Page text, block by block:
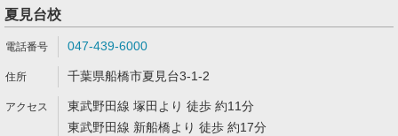
夏見台校
047-439-6000
千葉県船橋市夏見台3-1-2
東武野田線 塚田より 徒歩 約11分
東武野田線 新船橋より 徒歩 約17分